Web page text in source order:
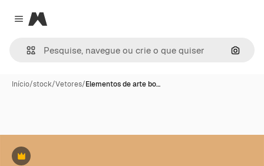
Close menu
Magnific
Início/stock/Vetores/Elementos de arte bo…
Premium